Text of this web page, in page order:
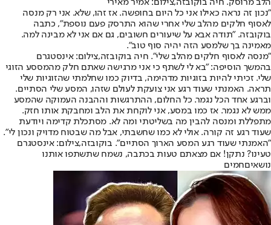
הלב מרוסק. חיה בוקובזה,צילום: אמיר מאירי
"נכון זה נראה כאילו אני כל היום בחופשה. אז זהו, שלא. אני רק מנסה
לאסוף חלקים מהלב שלי אחרי שהוא התרסק פעם נוספת", כתבה
בוקובזה. "תודה אבא על שיעורים חשובים, גם אם אני לא מבינה למה.
מאמינה בך שלמסע הזה יהיה סוף טוב".
"מנסה לאסוף חלקים מהלב שלי". חיה בוקובזה,צילום: אינסטגרם
בהמשך הוסיפה: "בא לי לשתף כי אני מרגישה שאתם חלק מהמססע הזוגי
שלי. זכיתי להיות בזוגיות מדהימה, בדיוק כמו שחלמתי שהזוגיות שלי
תראה. האמנתי שעוד רגע אני צועקת לעולם שזהו, המסע שלי הסתיים.
וברגע אחד הכל נגמר. כל החלום, ההתרגשות וההבנה העמוקה שהמסע
ממש לא נגמר. אז כמו במסע, אני לוקחת את הלב ומחבקת אותו חזק.
מתפללת ומנסה להבין מה בשליטתי ומה לא. מסתכלת קדימה ויודעת
שעוד רגע זה קורה. אולי לא כמו שחשבתי, אבל מה שבטוח מדויק ונכון לי".
"האמנתי שעוד רגע המסע הארוך הסתיים". בוקובזה,צילום: אינסטגרם
טעינו? נתקן! אם מצאתם טעות בכתבה, נשמח שתשתפו אותנו
נושאיםחמים